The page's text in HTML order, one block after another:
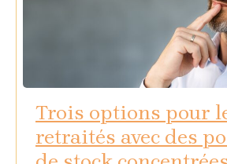
Trois options pour
retraités avec des